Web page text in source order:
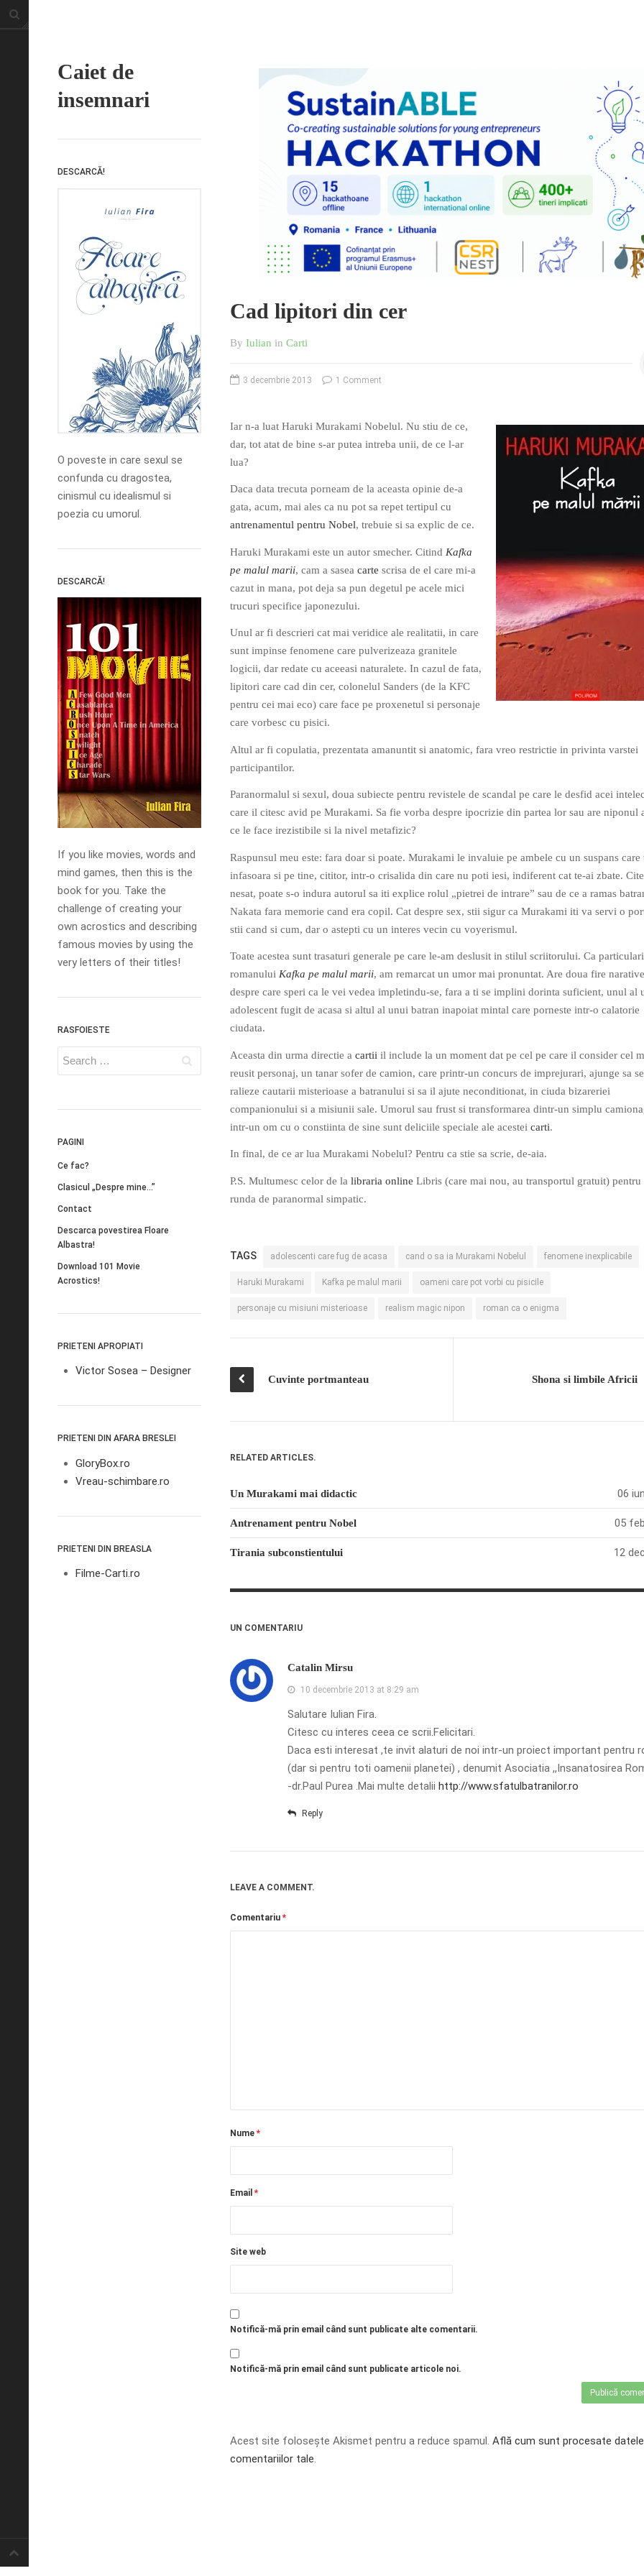
Caiet de
insemnari
DESCARCĂ!
O poveste in care sexul se
confunda cu dragostea,
cinismul cu idealismul si
poezia cu umorul.
DESCARCĂ!
If you like movies, words and
mind games, then this is the
book for you. Take the
challenge of creating your
own acrostics and describing
famous movies by using the
very letters of their titles!
RASFOIESTE
PAGINI
Ce fac?
Clasicul „Despre mine…”
Contact
Descarca povestirea Floare
Albastra!
Download 101 Movie
Acrostics!
PRIETENI APROPIATI
Victor Sosea – Designer
PRIETENI DIN AFARA BRESLEI
GloryBox.ro
Vreau-schimbare.ro
PRIETENI DIN BREASLA
Filme-Carti.ro
Cad lipitori din cer
By Iulian in Carti
3 decembrie 2013 1 Comment
Iar n-a luat Haruki Murakami Nobelul. Nu stiu de ce,
dar, tot atat de bine s-ar putea intreba unii, de ce l-ar
lua?
Daca data trecuta porneam de la aceasta opinie de-a
gata, acum, mai ales ca nu pot sa repet tertipul cu
antrenamentul pentru Nobel, trebuie si sa explic de ce.
Haruki Murakami este un autor smecher. Citind Kafka
pe malul marii, cam a sasea carte scrisa de el care mi-a
cazut in mana, pot deja sa pun degetul pe acele mici
trucuri specifice japonezului.
Unul ar fi descrieri cat mai veridice ale realitatii, in care
sunt impinse fenomene care pulverizeaza granitele
logicii, dar redate cu aceeasi naturalete. In cazul de fata,
lipitori care cad din cer, colonelul Sanders (de la KFC
pentru cei mai eco) care face pe proxenetul si personaje
care vorbesc cu pisici.
Altul ar fi copulatia, prezentata amanuntit si anatomic, fara vreo restrictie in privinta varstei
participantilor.
Paranormalul si sexul, doua subiecte pentru revistele de scandal pe care le desfid acei
care il citesc avid pe Murakami. Sa fie vorba despre ipocrizie din partea lor sau are niponul
ce le face irezistibile si la nivel metafizic?
Raspunsul meu este: fara doar si poate. Murakami le invaluie pe ambele cu un suspans care
infasoara si pe tine, cititor, intr-o crisalida din care nu poti iesi, indiferent cat te-ai zbate.
nesat, poate s-o indura autorul sa iti explice rolul „pietrei de intrare” sau de ce a ramas
Nakata fara memorie cand era copil. Cat despre sex, stii sigur ca Murakami iti va servi o
stii cand si cum, dar o astepti cu un interes vecin cu voyerismul.
Toate acestea sunt trasaturi generale pe care le-am deslusit in stilul scriitorului. Ca
romanului Kafka pe malul marii, am remarcat un umor mai pronuntat. Are doua fire narative
despre care speri ca le vei vedea impletindu-se, fara a ti se implini dorinta suficient, unul al
adolescent fugit de acasa si altul al unui batran inapoiat mintal care porneste intr-o calatorie
ciudata.
Aceasta din urma directie a cartii il include la un moment dat pe cel pe care il consider cel
reusit personaj, un tanar sofer de camion, care printr-un concurs de imprejurari, ajunge sa se
ralieze cautarii misterioase a batranului si sa il ajute neconditionat, in ciuda bizareriei
companionului si a misiunii sale. Umorul sau frust si transformarea dintr-un simplu
intr-un om cu o constiinta de sine sunt deliciile speciale ale acestei carti.
In final, de ce ar lua Murakami Nobelul? Pentru ca stie sa scrie, de-aia.
P.S. Multumesc celor de la libraria online Libris (care mai nou, au transportul gratuit) pentru
runda de paranormal simpatic.
TAGS adolescenti care fug de acasa cand o sa ia Murakami Nobelul fenomene inexplicabile
Haruki Murakami Kafka pe malul marii oameni care pot vorbi cu pisicile
personaje cu misiuni misterioase realism magic nipon roman ca o enigma
Cuvinte portmanteau Shona si limbile Africii
RELATED ARTICLES.
Un Murakami mai didactic 06
Antrenament pentru Nobel 05
Tirania subconstientului 12
UN COMENTARIU
Catalin Mirsu
10 decembrie 2013 at 8:29 am
Salutare Iulian Fira.
Citesc cu interes ceea ce scrii.Felicitari.
Daca esti interesat ,te invit alaturi de noi intr-un proiect important pentru
(dar si pentru toti oamenii planetei) , denumit Asociatia ,,Insanatosirea
-dr.Paul Purea .Mai multe detalii http://www.sfatulbatranilor.ro
Reply
LEAVE A COMMENT.
Comentariu *
Nume *
Email *
Site web
Notifică-mă prin email când sunt publicate alte comentarii.
Notifică-mă prin email când sunt publicate articole noi.
Acest site folosește Akismet pentru a reduce spamul. Află cum sunt procesate datele
comentariilor tale